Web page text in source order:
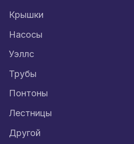
Крышки
Насосы
Уэллс
Трубы
Понтоны
Лестницы
Другой